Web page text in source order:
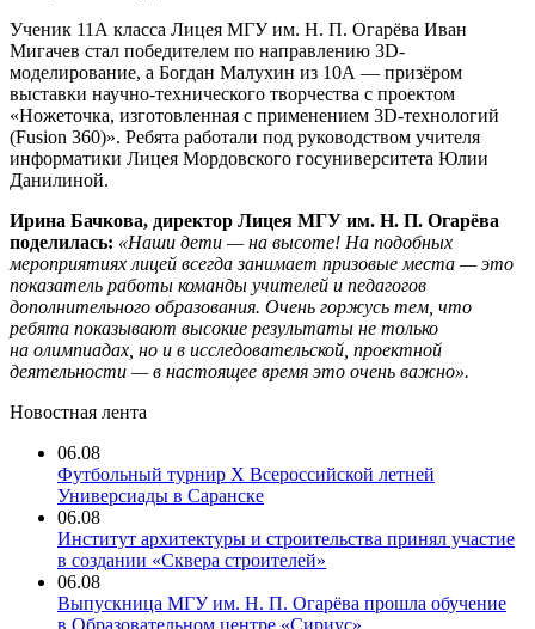
Ученик 11А класса Лицея МГУ им. Н. П. Огарёва Иван
Мигачев стал победителем по направлению 3D-
моделирование, а Богдан Малухин из 10А — призёром
выставки научно-технического творчества с проектом
«Ножеточка, изготовленная с применением 3D-технологий
(Fusion 360)». Ребята работали под руководством учителя
информатики Лицея Мордовского госуниверситета Юлии
Данилиной.
Ирина Бачкова, директор Лицея МГУ им. Н. П. Огарёва
поделилась: «Наши дети — на высоте! На подобных
мероприятиях лицей всегда занимает призовые места — это
показатель работы команды учителей и педагогов
дополнительного образования. Очень горжусь тем, что
ребята показывают высокие результаты не только
на олимпиадах, но и в исследовательской, проектной
деятельности — в настоящее время это очень важно».
Новостная лента
06.08
Футбольный турнир X Всероссийской летней
Универсиады в Саранске
06.08
Институт архитектуры и строительства принял участие
в создании «Сквера строителей»
06.08
Выпускница МГУ им. Н. П. Огарёва прошла обучение
в Образовательном центре «Сириус»